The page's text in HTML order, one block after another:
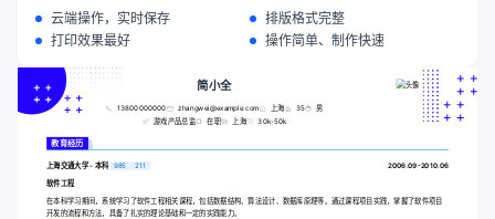
云端操作，实时保存
排版格式完整
打印效果最好
操作简单、制作快速
简小全
13800000000 zhangwei@example.com 上海 35 男
游戏产品总监 在职 上海 30k-50k
教育经历
上海交通大学 - 本科 985 211
2006.09-2010.06
软件工程
在本科学习期间，系统学习了软件工程相关课程，包括数据结构、算法设计、数据库原理等。通过课程项目实践，掌握了软件项目
开发的流程和方法，具备了扎实的理论基础和一定的实践能力。